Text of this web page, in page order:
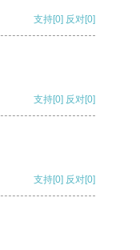
支持[0] 反对[0]
支持[0] 反对[0]
支持[0] 反对[0]